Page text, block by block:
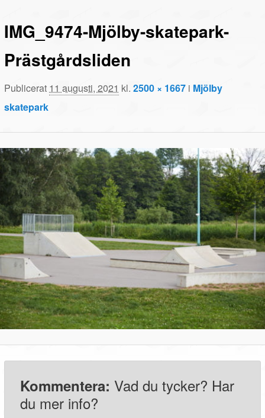
INNEHÅLL
INNEHÅLL
IMG_9474-Mjölby-skatepark-
Prästgårdsliden
Publicerat 11 augusti, 2021 kl.2500 × 1667 i Mjölby
skatepark
Kommentera: Vad du tycker? Har
du mer info?